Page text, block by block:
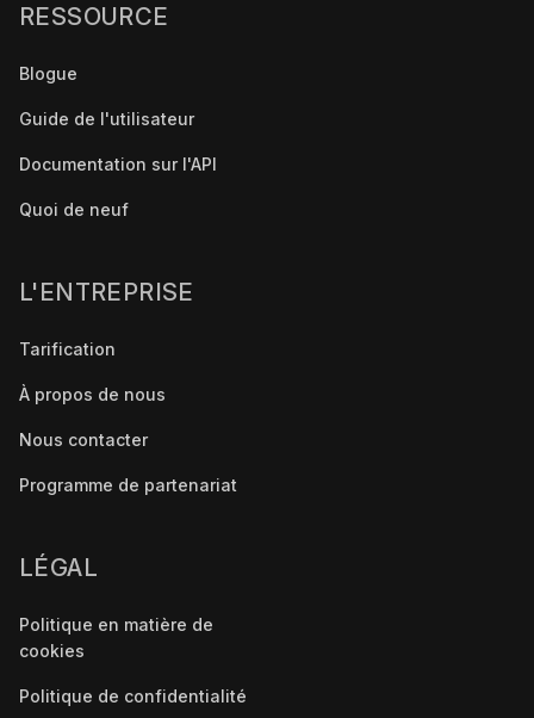
RESSOURCE
Blogue
Guide de l'utilisateur
Documentation sur l'API
Quoi de neuf
L'ENTREPRISE
Tarification
À propos de nous
Nous contacter
Programme de partenariat
LÉGAL
Politique en matière de
cookies
Politique de confidentialité